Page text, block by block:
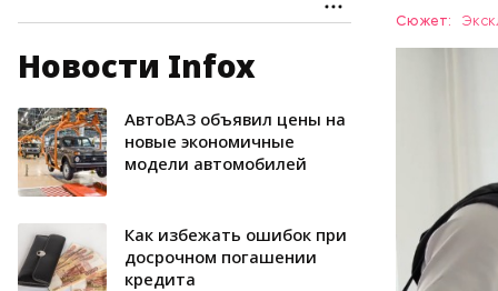
Новости Infox
АвтоВАЗ объявил цены на
новые экономичные
модели автомобилей
Кaк избежать ошибок при
досрочном погашении
кредита
Сюжет:
Все
изъятой